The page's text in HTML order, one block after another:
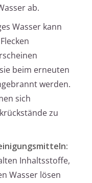
ab.
Wasser kann
beim erneuten
werden.
sich
zu
Inhaltsstoffe,
Wasser lösen